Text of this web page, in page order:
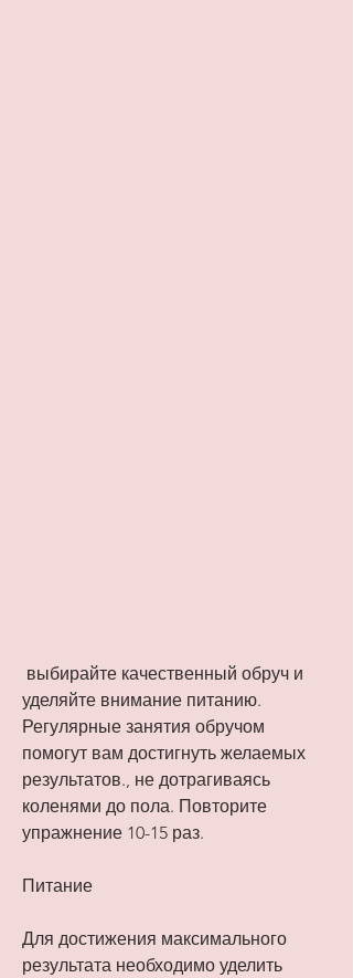
уделяйте внимание питанию.
Регулярные занятия обручом
помогут вам достигнуть желаемых
результатов., не дотрагиваясь
коленями до пола. Повторите
упражнение 10-15 раз.
Питание
Для достижения максимального
результата необходимо уделить